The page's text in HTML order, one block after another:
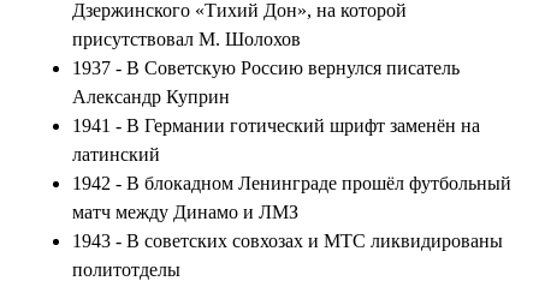
Дзержинского «Тихий Дон», на которой
присутствовал М. Шолохов
1937 - В Советскую Россию вернулся писатель
Александр Куприн
1941 - В Германии готический шрифт заменён на
латинский
1942 - В блокадном Ленинграде прошёл футбольный
матч между Динамо и ЛМЗ
1943 - В советских совхозах и МТС ликвидированы
политотделы